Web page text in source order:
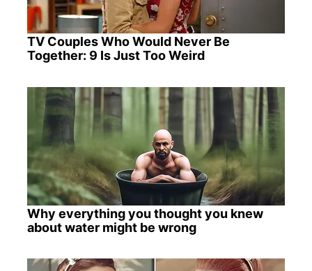
TV Couples Who Would Never Be
Together: 9 Is Just Too Weird
Why everything you thought you knew
about water might be wrong